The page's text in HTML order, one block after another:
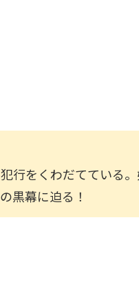
行をくわだてている
黒幕に迫る！